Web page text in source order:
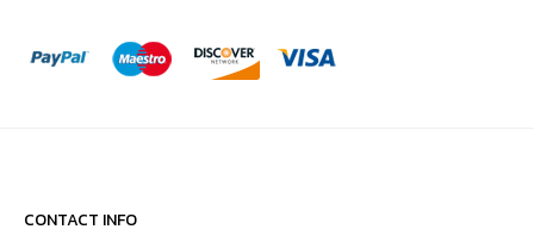
CONTACT INFO